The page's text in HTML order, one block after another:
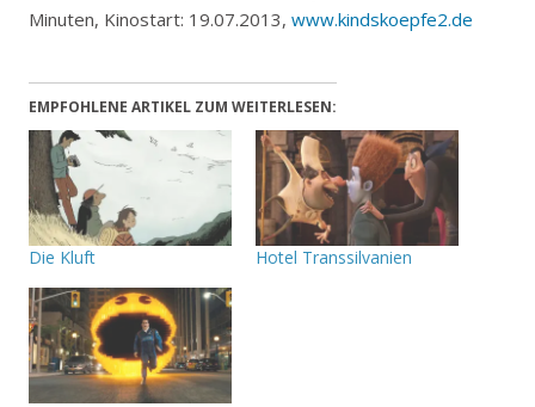
Minuten, Kinostart: 19.07.2013, www.kindskoepfe2.de
EMPFOHLENE ARTIKEL ZUM WEITERLESEN:
Die Kluft Hotel Transsilvanien